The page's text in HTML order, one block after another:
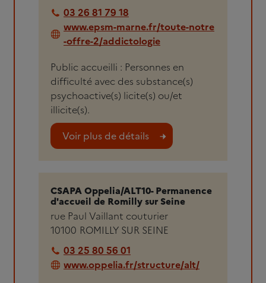
03 26 81 79 18
www.epsm-marne.fr/toute-notre
-offre-2/addictologie
Public accueilli : Personnes en
difficulté avec des substance(s)
psychoactive(s) licite(s) ou/et
illicite(s).
Voir plus de détails
CSAPA Oppelia/ALT10- Permanence
d'accueil de Romilly sur Seine
rue Paul Vaillant couturier
10100 ROMILLY SUR SEINE
03 25 80 56 01
www.oppelia.fr/structure/alt/